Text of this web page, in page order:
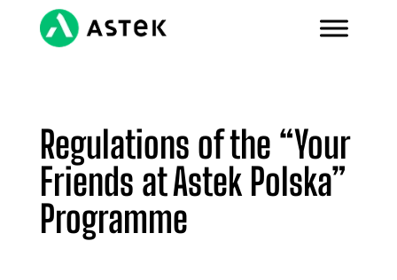
Regulations of the “Your
Friends at Astek Polska”
Programme